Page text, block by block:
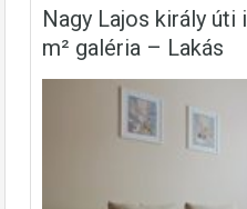
Nagy Lajos király úti
m² galéria – Lakás